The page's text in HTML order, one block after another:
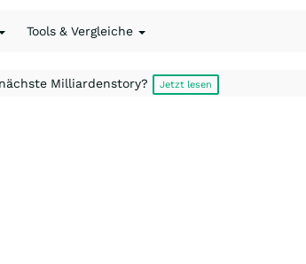
Tools & Vergleiche
Milliardenstory? Jetzt lesen